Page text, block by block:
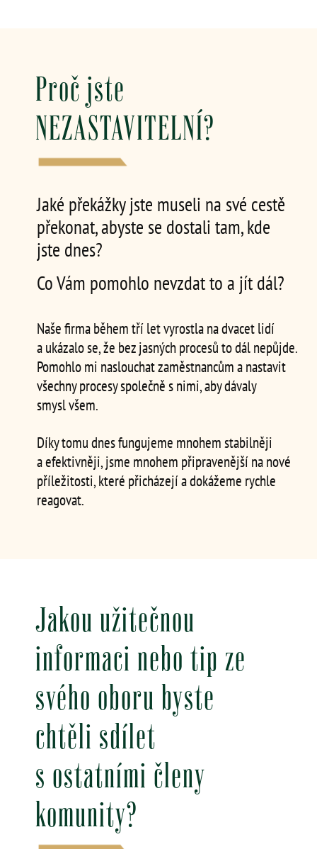
Proč jste
NEZASTAVITELNÍ?
Jaké překážky jste museli na své cestě
překonat, abyste se dostali tam, kde
jste dnes?
Co Vám pomohlo nevzdat to a jít dál?
Naše firma během tří let vyrostla na dvacet lidí
a ukázalo se, že bez jasných procesů to dál nepůjde.
Pomohlo mi naslouchat zaměstnancům a nastavit
všechny procesy společně s nimi, aby dávaly
smysl všem.
Díky tomu dnes fungujeme mnohem stabilněji
a efektivněji, jsme mnohem připravenější na nové
příležitosti, které přicházejí a dokážeme rychle
reagovat.
Jakou užitečnou
informaci nebo tip ze
svého oboru byste
chtěli sdílet
s ostatními členy
komunity?